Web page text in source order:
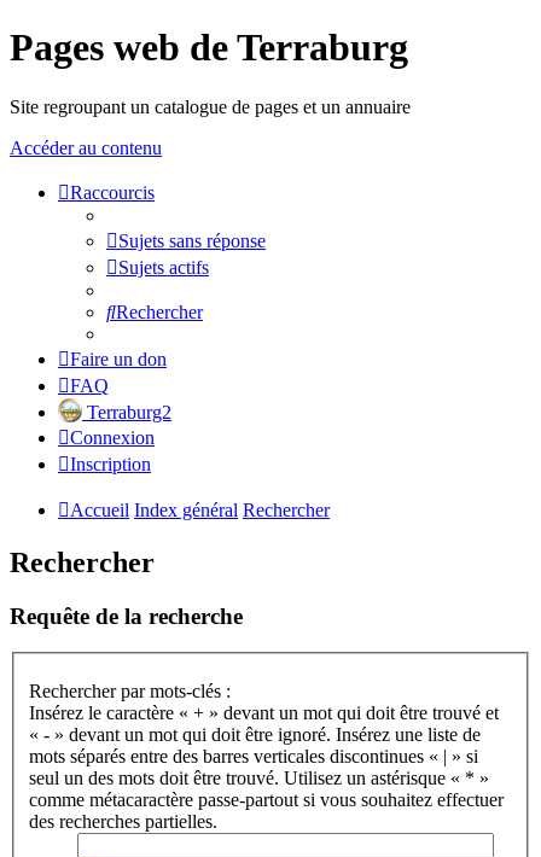
Pages web de Terraburg
Site regroupant un catalogue de pages et un annuaire
Accéder au contenu
Raccourcis
Sujets sans réponse
Sujets actifs
Rechercher
Faire un don
FAQ
Terraburg2
Connexion
Inscription
Accueil Index général Rechercher
Rechercher
Requête de la recherche
Rechercher par mots-clés :
Insérez le caractère « + » devant un mot qui doit être trouvé et
« - » devant un mot qui doit être ignoré. Insérez une liste de
mots séparés entre des barres verticales discontinues « | » si
seul un des mots doit être trouvé. Utilisez un astérisque « * »
comme métacaractère passe-partout si vous souhaitez effectuer
des recherches partielles.